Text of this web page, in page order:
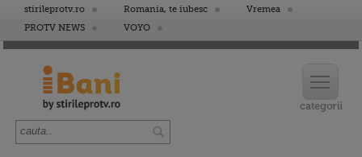
stirileprotv.ro Romania, te iubesc
Vremea
PROTV NEWS
VOYO